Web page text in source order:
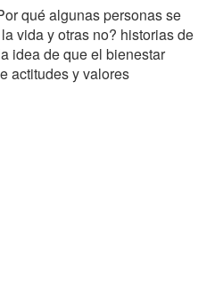
qué algunas personas se
vida y otras no? historias de
idea de que el bienestar
actitudes y valores